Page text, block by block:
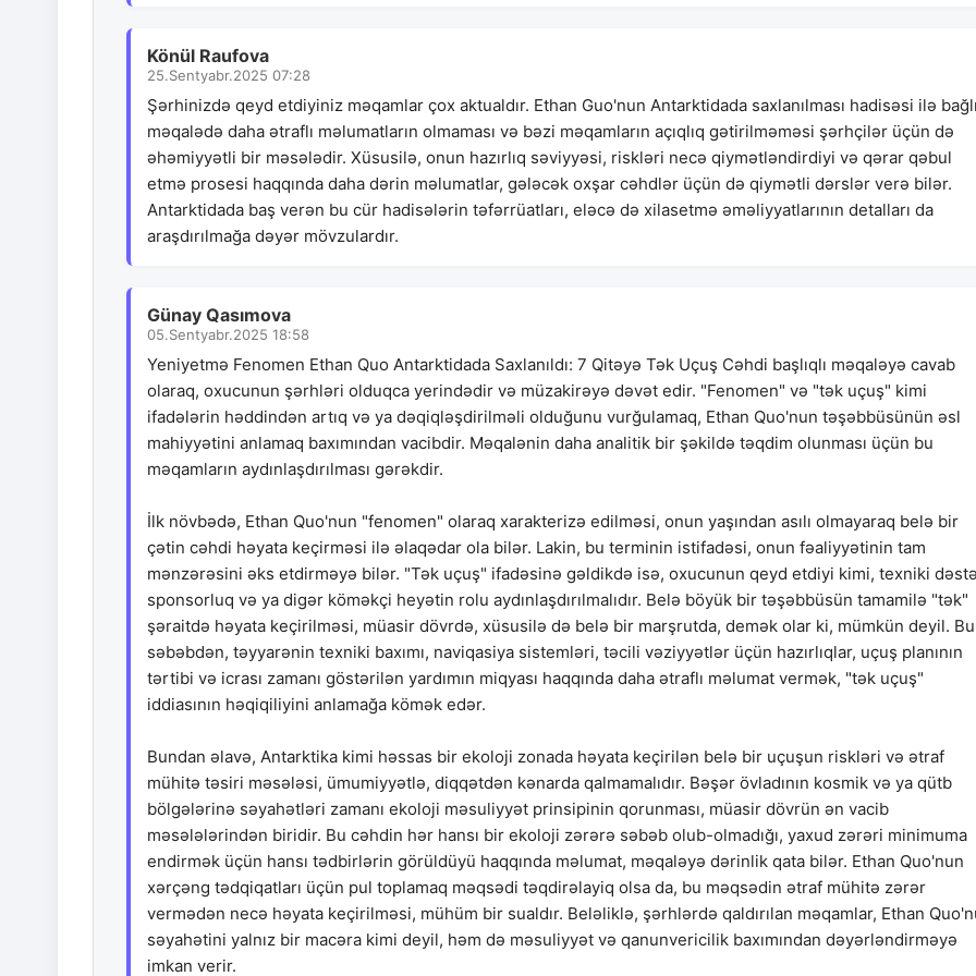
Könül Raufova
25.Sentyabr.2025 07:28
Şərhinizdə qeyd etdiyiniz məqamlar çox aktualdır. Ethan Guo'nun Antarktidada saxlanılması hadisəsi ilə
məqalədə daha ətraflı məlumatların olmaması və bəzi məqamların açıqlıq gətirilməməsi şərhçilər üçün də
əhəmiyyətli bir məsələdir. Xüsusilə, onun hazırlıq səviyyəsi, riskləri necə qiymətləndirdiyi və qərar qəbul
etmə prosesi haqqında daha dərin məlumatlar, gələcək oxşar cəhdlər üçün də qiymətli dərslər verə bilər.
Antarktidada baş verən bu cür hadisələrin təfərrüatları, eləcə də xilasetmə əməliyyatlarının detalları da
araşdırılmağa dəyər mövzulardır.
Günay Qasımova
05.Sentyabr.2025 18:58
Yeniyetmə Fenomen Ethan Quo Antarktidada Saxlanıldı: 7 Qitəyə Tək Uçuş Cəhdi başlıqlı məqaləyə cavab
olaraq, oxucunun şərhləri olduqca yerindədir və müzakirəyə dəvət edir. "Fenomen" və "tək uçuş" kimi
ifadələrin həddindən artıq və ya dəqiqləşdirilməli olduğunu vurğulamaq, Ethan Quo'nun təşəbbüsünün əsl
mahiyyətini anlamaq baxımından vacibdir. Məqalənin daha analitik bir şəkildə təqdim olunması üçün bu
məqamların aydınlaşdırılması gərəkdir.
İlk növbədə, Ethan Quo'nun "fenomen" olaraq xarakterizə edilməsi, onun yaşından asılı olmayaraq belə bir
çətin cəhdi həyata keçirməsi ilə əlaqədar ola bilər. Lakin, bu terminin istifadəsi, onun fəaliyyətinin tam
mənzərəsini əks etdirməyə bilər. "Tək uçuş" ifadəsinə gəldikdə isə, oxucunun qeyd etdiyi kimi, texniki
sponsorluq və ya digər köməkçi heyətin rolu aydınlaşdırılmalıdır. Belə böyük bir təşəbbüsün tamamilə "tək"
şəraitdə həyata keçirilməsi, müasir dövrdə, xüsusilə də belə bir marşrutda, demək olar ki, mümkün deyil. Bu
səbəbdən, təyyarənin texniki baxımı, naviqasiya sistemləri, təcili vəziyyətlər üçün hazırlıqlar, uçuş planının
tərtibi və icrası zamanı göstərilən yardımın miqyası haqqında daha ətraflı məlumat vermək, "tək uçuş"
iddiasının həqiqiliyini anlamağa kömək edər.
Bundan əlavə, Antarktika kimi həssas bir ekoloji zonada həyata keçirilən belə bir uçuşun riskləri və ətraf
mühitə təsiri məsələsi, ümumiyyətlə, diqqətdən kənarda qalmamalıdır. Bəşər övladının kosmik və ya qütb
bölgələrinə səyahətləri zamanı ekoloji məsuliyyət prinsipinin qorunması, müasir dövrün ən vacib
məsələlərindən biridir. Bu cəhdin hər hansı bir ekoloji zərərə səbəb olub-olmadığı, yaxud zərəri minimuma
endirmək üçün hansı tədbirlərin görüldüyü haqqında məlumat, məqaləyə dərinlik qata bilər. Ethan Quo'nun
xərçəng tədqiqatları üçün pul toplamaq məqsədi təqdirəlayiq olsa da, bu məqsədin ətraf mühitə zərər
vermədən necə həyata keçirilməsi, mühüm bir sualdır. Beləliklə, şərhlərdə qaldırılan məqamlar, Ethan
səyahətini yalnız bir macəra kimi deyil, həm də məsuliyyət və qanunvericilik baxımından dəyərləndirməyə
imkan verir.